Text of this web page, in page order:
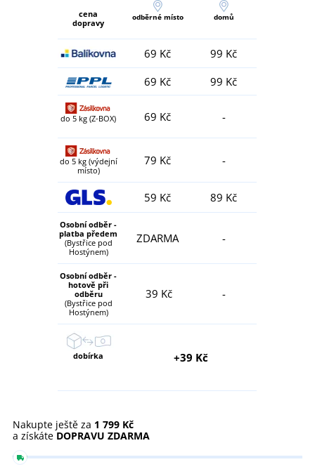
cena
dopravy
odběrné místo domů
69 Kč
99 Kč
69 Kč
99 Kč
do 5 kg (Z-BOX) 69 Kč -
do 5 kg (výdejní
místo)
79 Kč -
59 Kč 89 Kč
Osobní odběr -
platba předem
(Bystřice pod
Hostýnem)
ZDARMA -
Osobní odběr -
hotově při
odběru
(Bystřice pod
Hostýnem)
39 Kč -
dobírka +39 Kč
Nakupte ještě za 1 799 Kč
a získáte DOPRAVU ZDARMA